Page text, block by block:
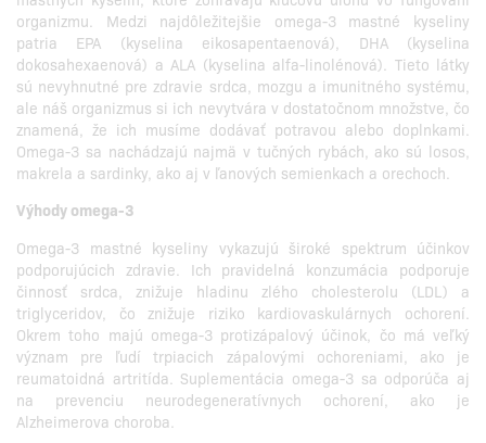
organizmu. Medzi najdôležitejšie omega-3 mastné kyseliny
patria EPA (kyselina eikosapentaenová), DHA (kyselina
dokosahexaenová) a ALA (kyselina alfa-linolénová). Tieto látky
sú nevyhnutné pre zdravie srdca, mozgu a imunitného systému,
ale náš organizmus si ich nevytvára v dostatočnom množstve, čo
znamená, že ich musíme dodávať potravou alebo doplnkami.
Omega-3 sa nachádzajú najmä v tučných rybách, ako sú losos,
makrela a sardinky, ako aj v ľanových semienkach a orechoch.
Výhody omega-3
Omega-3 mastné kyseliny vykazujú široké spektrum účinkov
podporujúcich zdravie. Ich pravidelná konzumácia podporuje
činnosť srdca, znižuje hladinu zlého cholesterolu (LDL) a
triglyceridov, čo znižuje riziko kardiovaskulárnych ochorení.
Okrem toho majú omega-3 protizápalový účinok, čo má veľký
význam pre ľudí trpiacich zápalovými ochoreniami, ako je
reumatoidná artritída. Suplementácia omega-3 sa odporúča aj
na prevenciu neurodegeneratívnych ochorení, ako je
Alzheimerova choroba.